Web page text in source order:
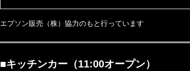
エプソン販売（株）協力のもと行っています
■キッチンカー（11:00オープン）